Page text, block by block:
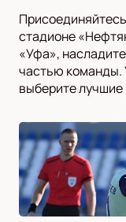
стадионе
«Уфа»,
частью команды.
выберите